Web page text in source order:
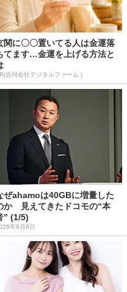
関に〇〇置いてる人は金運落
てます…金運を上げる方法と
合同会社デジタルファーム )
ぜahamoは40GBに増量した
か 見えてきたドコモの“本
” (1/5)
年8月6日